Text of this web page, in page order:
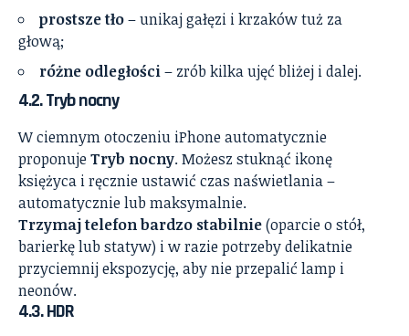
prostsze tło– unikaj gałęzi i krzaków tuż za
głową;
różne odległości– zrób kilka ujęć bliżej i dalej.
4.2. Tryb nocny
W ciemnym otoczeniu iPhone automatycznie
proponujeTryb nocny. Możesz stuknąć ikonę
księżyca i ręcznie ustawić czas naświetlania –
automatycznie lub maksymalnie.
Trzymaj telefon bardzo stabilnie(oparcie o stół,
barierkę lub statyw) i w razie potrzeby delikatnie
przyciemnij ekspozycję, aby nie przepalić lamp i
neonów.
4.3. HDR